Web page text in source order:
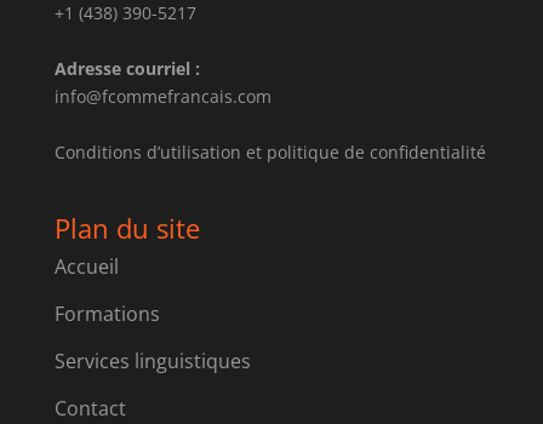
+1 (438) 390-5217
Adresse courriel :
info@fcommefrancais.com
Conditions d’utilisation et politique de confidentialité
Plan du site
Accueil
Formations
Services linguistiques
Contact